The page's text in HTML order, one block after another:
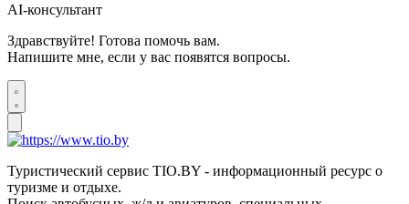
AI-консультант
Здравствуйте! Готова помочь вам.
Напишите мне, если у вас появятся вопросы.
Туристический сервис TIO.BY - информационный ресурс о
туризме и отдыхе.